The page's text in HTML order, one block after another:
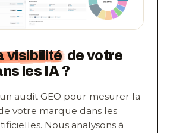
visibilitéde votre
les IA ?
audit GEO pour mesurer la
votre marque dans les
Nous analysons à